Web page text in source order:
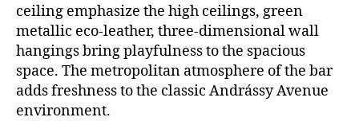
ceiling emphasize the high ceilings, green
metallic eco-leather, three-dimensional wall
hangings bring playfulness to the spacious
space. The metropolitan atmosphere of the bar
adds freshness to the classic Andrássy Avenue
environment.